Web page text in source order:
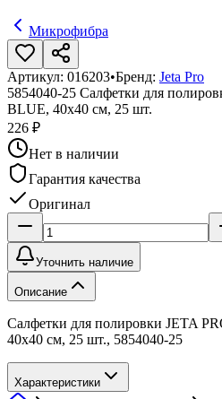
Микрофибра
Артикул: 016203•Бренд: Jeta Pro
5854040-25 Салфетки для
BLUE, 40х40 см, 25 шт.
226 ₽
Нет в наличии
Гарантия качества
Оригинал
Уточнить наличие
Описание
Салфетки для полировки JETA
40х40 см, 25 шт., 5854040-25
Характеристики